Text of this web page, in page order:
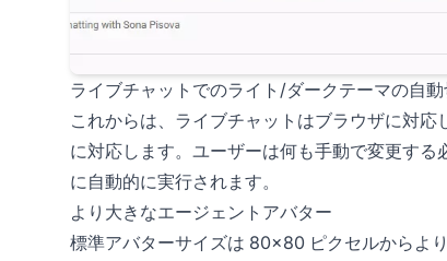
ライブチャットでのライト/ダークテーマの自動
これからは、ライブチャットはブラウザに対
に対応します。ユーザーは何も手動で変更す
に自動的に実行されます。
より大きなエージェントアバター
標準アバターサイズは 80×80 ピクセルからよ